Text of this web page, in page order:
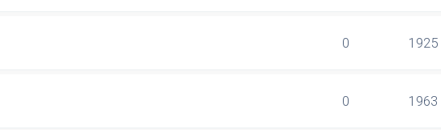
0 1925
0 1963